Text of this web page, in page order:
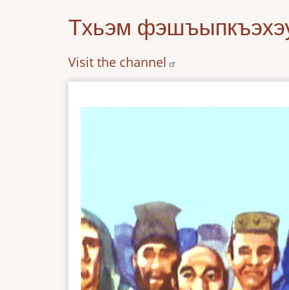
Тхьэм
Visit the channel